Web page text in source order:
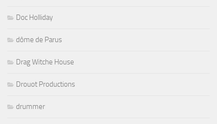
Doc Holliday
dôme de Parus
Drag Witche House
Drouot Productions
drummer